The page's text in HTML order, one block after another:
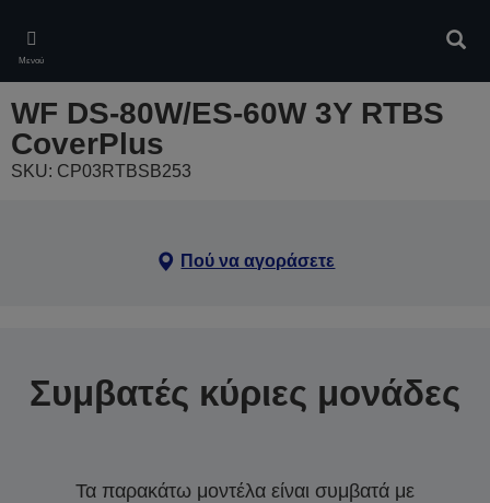
main
content
Μενού
WF DS-80W/ES-60W 3Y RTBS
CoverPlus
SKU: CP03RTBSB253
Πού να αγοράσετε
Συμβατές κύριες μονάδες
Τα παρακάτω μοντέλα είναι συμβατά με